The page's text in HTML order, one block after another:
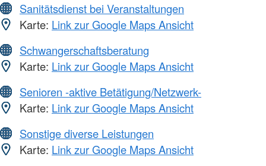
Sanitätsdienst bei Veranstaltungen
Karte: Link zur Google Maps Ansicht
Schwangerschaftsberatung
Karte: Link zur Google Maps Ansicht
Senioren -aktive Betätigung/Netzwerk-
Karte: Link zur Google Maps Ansicht
Sonstige diverse Leistungen
Karte: Link zur Google Maps Ansicht